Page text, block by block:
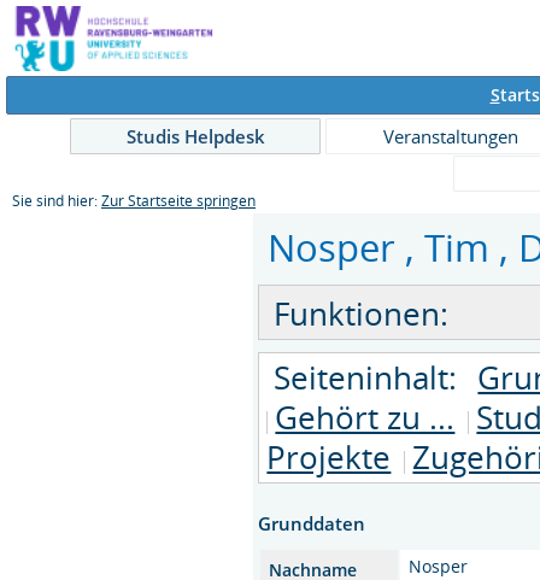
S
Studis Helpdesk
Veranstaltungen
Sie sind hier: Zur Startseite springen
Nosper , Tim ,
Funktionen:
Seiteninhalt:
Gehört zu ...
Projekte
Grunddaten
Nachname
Nosper